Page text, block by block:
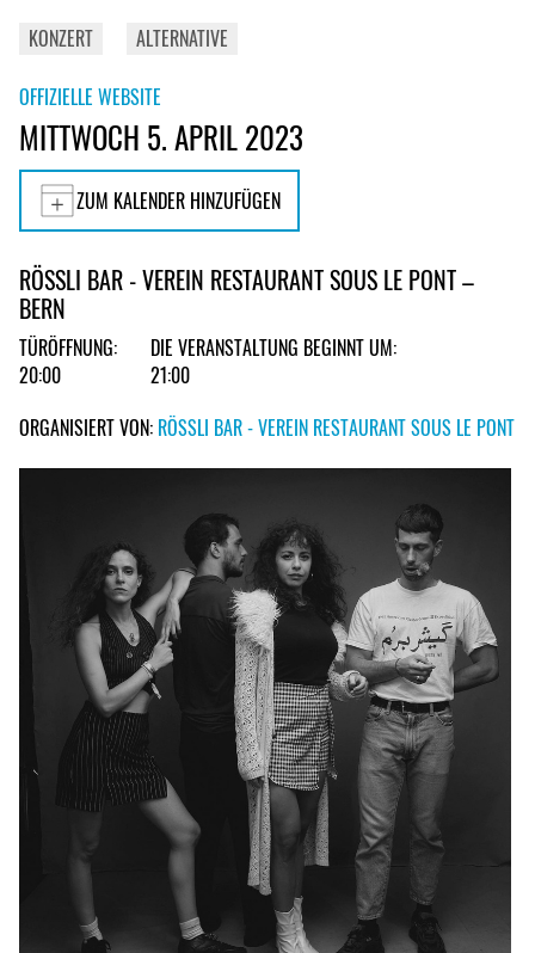
KONZERT
ALTERNATIVE
OFFIZIELLE WEBSITE
MITTWOCH 5. APRIL 2023
ZUM KALENDER HINZUFÜGEN
RÖSSLI BAR - VEREIN RESTAURANT SOUS LE PONT –
BERN
TÜRÖFFNUNG:
20:00
DIE VERANSTALTUNG BEGINNT UM:
21:00
ORGANISIERT VON: RÖSSLI BAR - VEREIN RESTAURANT SOUS LE PONT